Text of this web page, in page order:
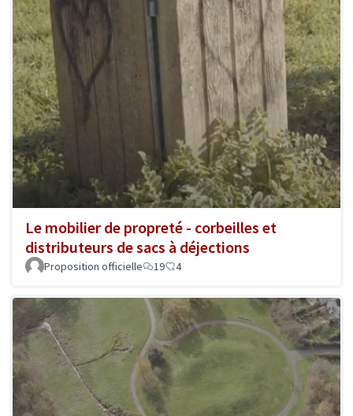
Le mobilier de propreté - corbeilles et
distributeurs de sacs à déjections
Proposition officielle 19 4